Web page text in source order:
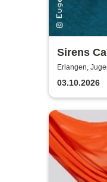
Sirens
Erlangen,
03.10.2026